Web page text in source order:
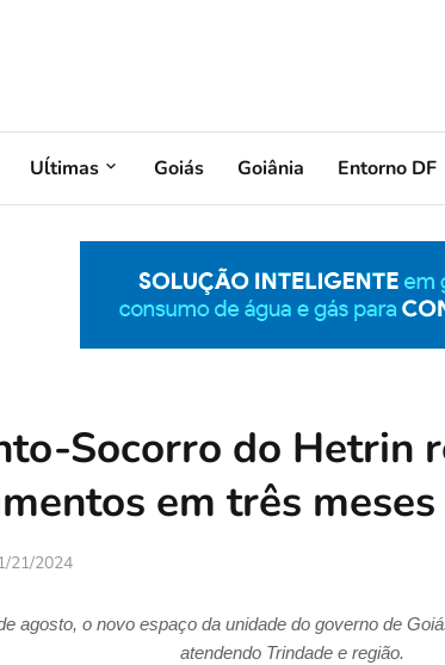
Uĺtimas Goiás Goiânia Entorno DF
Socorro do Hetrin
em três meses
21/2024
agosto, o novo espaço da unidade do governo de
atendendo Trindade e região.